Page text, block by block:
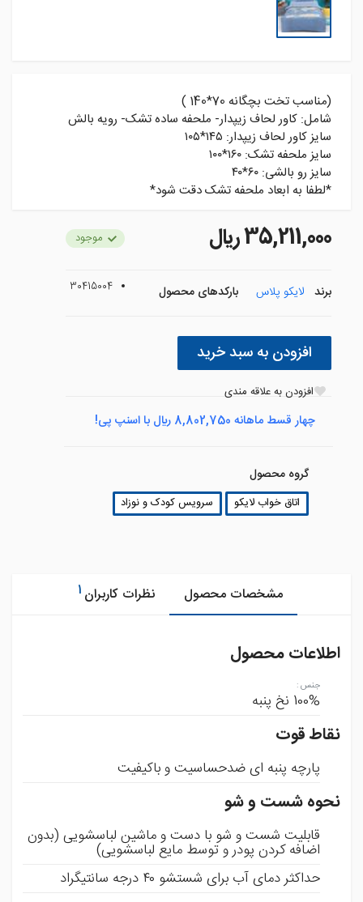
(مناسب تخت بچگانه 70*140 )
شامل: کاور لحاف زیپدار- ملحفه ساده تشک- رویه بالش
سایز کاور لحاف زیپدار: ۱۴۵*۱۰۵
سایز ملحفه تشک: ۱۶۰*۱۰۰
سایز رو بالشی: ۶۰*۴۰
*لطفا به ابعاد ملحفه تشک دقت شود*
35,211,000 ريال موجود
برند لایکو پلاس بارکدهای محصول 30415004
افزودن به سبد خرید
افزودن به علاقه مندی
چهار قسط ماهانه 8,802,750 ريال با اسنپ پی!
گروه محصول
اتاق خواب لایکو سرویس کودک و نوزاد
مشخصات محصول نظرات کاربران 1
اطلاعات محصول
جنس:
100% نخ پنبه
نقاط قوت
پارچه پنبه ای ضدحساسیت و باکیفیت
نحوه شست و شو
قابلیت شست و شو با دست و ماشین لباسشویی (بدون
اضافه کردن پودر و توسط مایع لباسشویی)
حداکثر دمای آب برای شستشو ۴۰ درجه سانتیگراد